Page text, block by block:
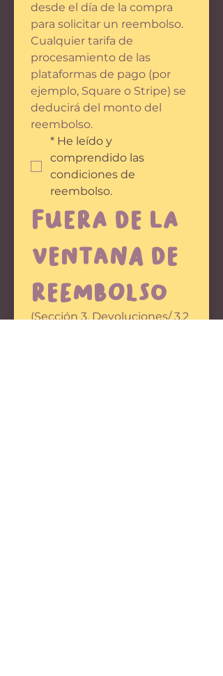
desde el día de la compra
para solicitar un reembolso.
Cualquier tarifa de
procesamiento de las
plataformas de pago (por
ejemplo, Square o Stripe) se
deducirá del monto del
reembolso.
* He leído y
comprendido las
condiciones de
reembolso.
Fuera de la
ventana de
reembolso
(Sección 3. Devoluciones/ 3.2